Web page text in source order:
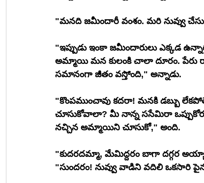
"మనది జమీందారీ వంశం. మరి నువ్వు
"ఇప్పుడు ఇంకా జమీందారులు ఎక్కడ
అమ్మాయి మన కులంకి చాలా దూరం. పేరు
సమానంగా జీతం వస్తోంది," అన్నాడు.
"కొంపముంచావు కదరా! మనకి డబ్బు
చూసుకోవాలా? మీ నాన్న ససేమిరా
నచ్చిన అమ్మాయిని చూసుకో," అంది.
"కుదరదమ్మా, మేమిద్దరం బాగా దగ్గర
"సుందరం! నువ్వు వాడిని వదిలి ఒకసారి